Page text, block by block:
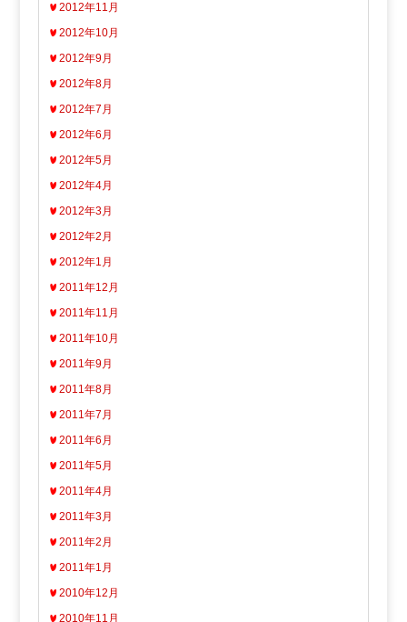
2012年11月
2012年10月
2012年9月
2012年8月
2012年7月
2012年6月
2012年5月
2012年4月
2012年3月
2012年2月
2012年1月
2011年12月
2011年11月
2011年10月
2011年9月
2011年8月
2011年7月
2011年6月
2011年5月
2011年4月
2011年3月
2011年2月
2011年1月
2010年12月
2010年11月